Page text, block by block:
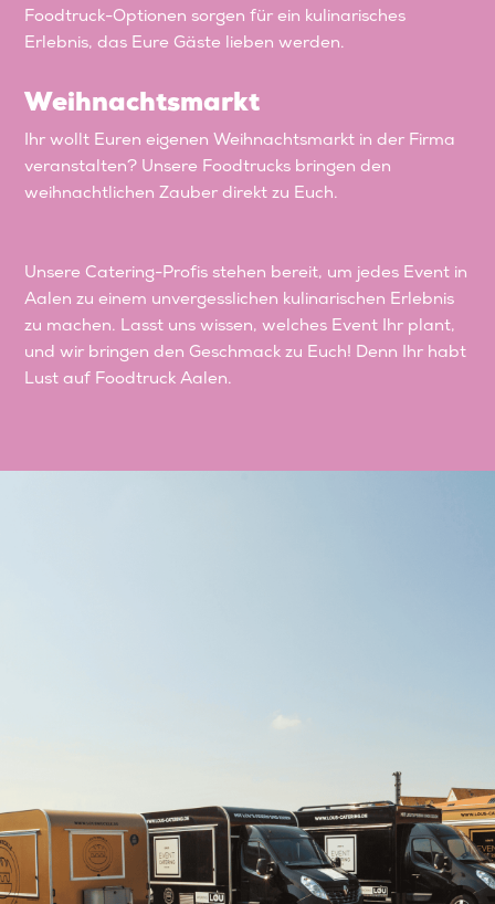
Foodtruck-Optionen sorgen für ein kulinarisches
Erlebnis, das Eure Gäste lieben werden.
Weihnachtsmarkt
Ihr wollt Euren eigenen Weihnachtsmarkt in der Firma
veranstalten? Unsere Foodtrucks bringen den
weihnachtlichen Zauber direkt zu Euch.
Unsere Catering-Profis stehen bereit, um jedes Event in
Aalen zu einem unvergesslichen kulinarischen Erlebnis
zu machen. Lasst uns wissen, welches Event Ihr plant,
und wir bringen den Geschmack zu Euch! Denn Ihr habt
Lust auf Foodtruck Aalen.